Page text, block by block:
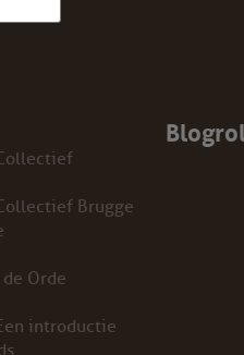
Brugge
Orde
introductie